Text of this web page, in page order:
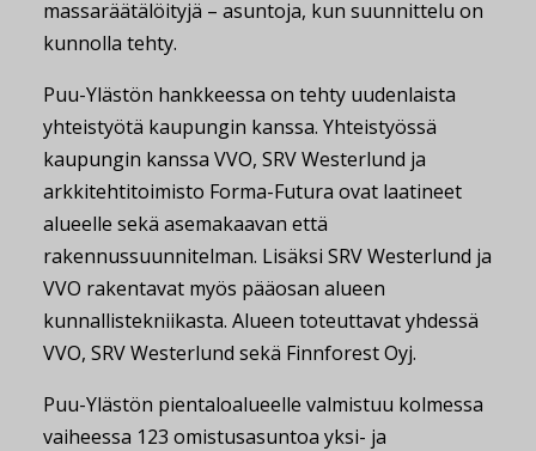
massaräätälöityjä – asuntoja, kun suunnittelu on
kunnolla tehty.
Puu-Ylästön hankkeessa on tehty uudenlaista
yhteistyötä kaupungin kanssa. Yhteistyössä
kaupungin kanssa VVO, SRV Westerlund ja
arkkitehtitoimisto Forma-Futura ovat laatineet
alueelle sekä asemakaavan että
rakennussuunnitelman. Lisäksi SRV Westerlund ja
VVO rakentavat myös pääosan alueen
kunnallistekniikasta. Alueen toteuttavat yhdessä
VVO, SRV Westerlund sekä Finnforest Oyj.
Puu-Ylästön pientaloalueelle valmistuu kolmessa
vaiheessa 123 omistusasuntoa yksi- ja